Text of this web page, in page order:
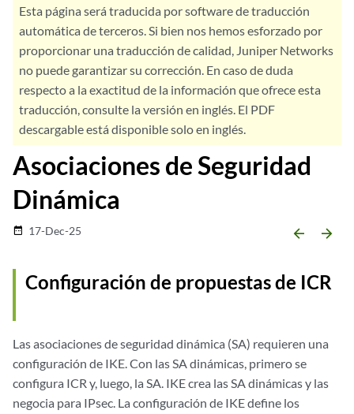
Esta página será traducida por software de traducción
automática de terceros. Si bien nos hemos esforzado por
proporcionar una traducción de calidad, Juniper Networks
no puede garantizar su corrección. En caso de duda
respecto a la exactitud de la información que ofrece esta
traducción, consulte la versión en inglés. El PDF
descargable está disponible solo en inglés.
Asociaciones de Seguridad
Dinámica
date_range 17-Dec-25 arrow_backward arrow_forward
Configuración de propuestas de ICR
Las asociaciones de seguridad dinámica (SA) requieren una
configuración de IKE. Con las SA dinámicas, primero se
configura ICR y, luego, la SA. IKE crea las SA dinámicas y las
negocia para IPsec. La configuración de IKE define los